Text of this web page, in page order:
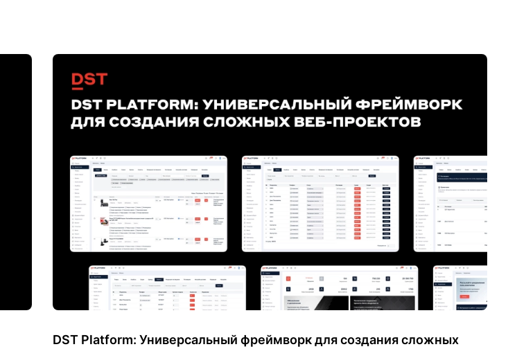
DST Platform: Универсальный фреймворк для создания сложных